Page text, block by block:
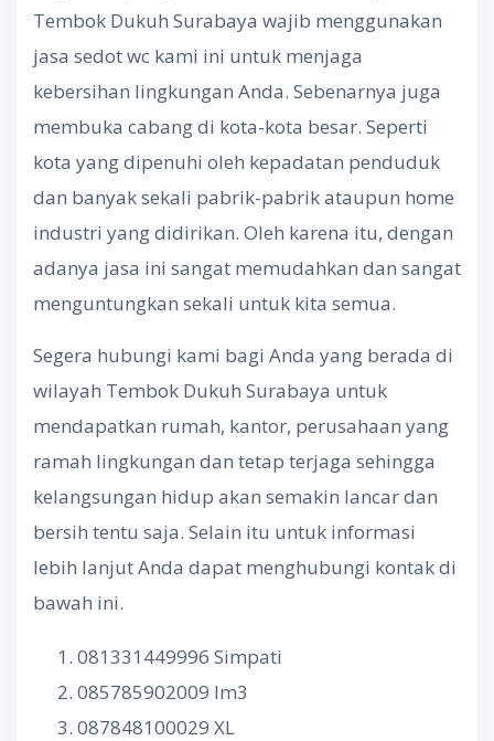
Tembok Dukuh Surabaya wajib menggunakan
jasa sedot wc kami ini untuk menjaga
kebersihan lingkungan Anda. Sebenarnya juga
membuka cabang di kota-kota besar. Seperti
kota yang dipenuhi oleh kepadatan penduduk
dan banyak sekali pabrik-pabrik ataupun home
industri yang didirikan. Oleh karena itu, dengan
adanya jasa ini sangat memudahkan dan sangat
menguntungkan sekali untuk kita semua.
Segera hubungi kami bagi Anda yang berada di
wilayah Tembok Dukuh Surabaya untuk
mendapatkan rumah, kantor, perusahaan yang
ramah lingkungan dan tetap terjaga sehingga
kelangsungan hidup akan semakin lancar dan
bersih tentu saja. Selain itu untuk informasi
lebih lanjut Anda dapat menghubungi kontak di
bawah ini.
081331449996 Simpati
085785902009 Im3
087848100029 XL